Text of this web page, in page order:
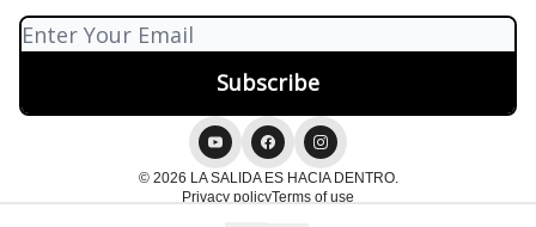
© 2026 LA SALIDA ES HACIA DENTRO.
Privacy policyTerms of use